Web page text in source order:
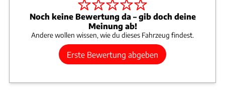
Noch keine Bewertung da – gib doch deine
Meinung ab!
Andere wollen wissen, wie du dieses Fahrzeug findest.
Erste Bewertung abgeben